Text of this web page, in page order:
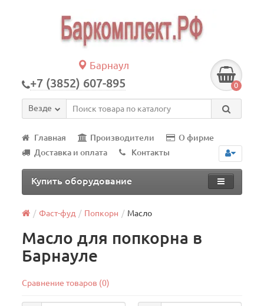
Барнаул
+7 (3852) 607-895 0
Везде
Главная Производители
О фирме
Доставка и оплата
Контакты
Купить оборудование
Фаст-фуд Попкорн Масло
Масло для попкорна в
Барнауле
Сравнение товаров (0)